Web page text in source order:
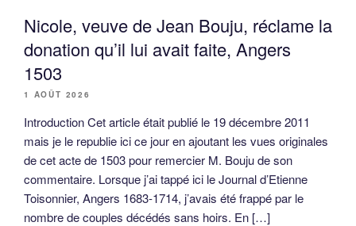
Nicole, veuve de Jean Bouju, réclame la
donation qu’il lui avait faite, Angers
1503
1 AOÛT 2026
Introduction Cet article était publié le 19 décembre 2011
mais je le republie ici ce jour en ajoutant les vues originales
de cet acte de 1503 pour remercier M. Bouju de son
commentaire. Lorsque j’ai tappé ici le Journal d’Etienne
Toisonnier, Angers 1683-1714, j’avais été frappé par le
nombre de couples décédés sans hoirs. En […]